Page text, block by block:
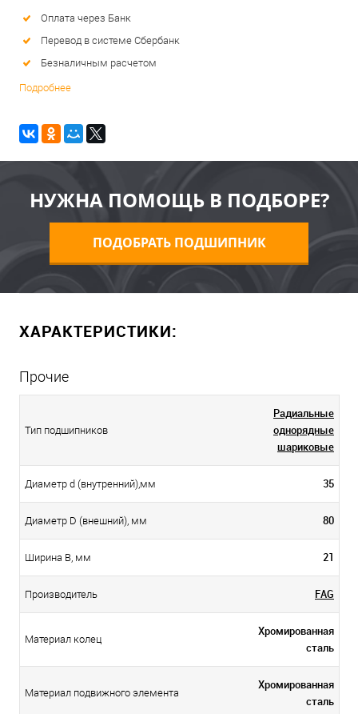
Оплата через Банк
Перевод в системе Сбербанк
Безналичным расчетом
Подробнее
НУЖНА ПОМОЩЬ В ПОДБОРЕ?
ПОДОБРАТЬ ПОДШИПНИК
ХАРАКТЕРИСТИКИ:
Прочие
Тип подшипников
Радиальные
однорядные
шариковые
Диаметр d (внутренний),мм 35
Диаметр D (внешний), мм 80
Ширина B, мм 21
Производитель FAG
Материал колец
Хромированная
сталь
Материал подвижного элемента
Хромированная
сталь